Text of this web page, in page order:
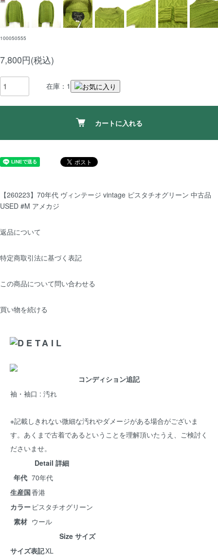
100050555
7,800円(税込)
在庫：1
カートに入れる
【260223】70年代 ヴィンテージ vintage ピスタチオグリーン 中古品
USED #M アメカジ
返品について
特定商取引法に基づく表記
この商品について問い合わせる
買い物を続ける
コンディション追記
袖・袖口 : 汚れ
※記載しきれない微細な汚れやダメージがある場合がございま
す。あくまで古着であるということを理解頂いたうえ、ご検討く
ださいませ。
Detail 詳細
年代 70年代
生産国香港
カラー ピスタチオグリーン
素材 ウール
Size サイズ
サイズ表記XL